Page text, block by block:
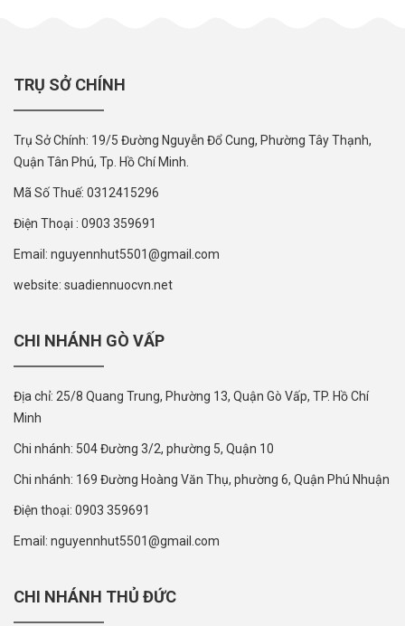
TRỤ SỞ CHÍNH
Trụ Sở Chính: 19/5 Đường Nguyễn Đổ Cung, Phường Tây Thạnh,
Quận Tân Phú, Tp. Hồ Chí Minh.
Mã Số Thuế: 0312415296
Điện Thoại : 0903 359691
Email: nguyennhut5501@gmail.com
website: suadiennuocvn.net
CHI NHÁNH GÒ VẤP
Địa chỉ: 25/8 Quang Trung, Phường 13, Quận Gò Vấp, TP. Hồ Chí
Minh
Chi nhánh: 504 Đường 3/2, phường 5, Quận 10
Chi nhánh: 169 Đường Hoàng Văn Thụ, phường 6, Quận Phú Nhuận
Điện thoại: 0903 359691
Email: nguyennhut5501@gmail.com
CHI NHÁNH THỦ ĐỨC